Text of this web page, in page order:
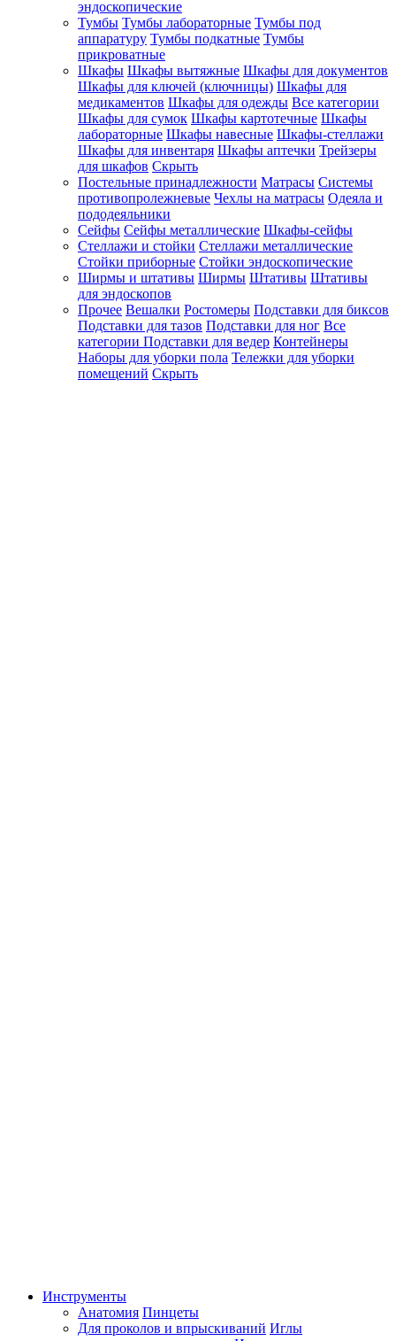
эндоскопические
Тумбы Тумбы лабораторные Тумбы под
аппаратуру Тумбы подкатные Тумбы
прикроватные
Шкафы Шкафы вытяжные Шкафы для документов
Шкафы для ключей (ключницы) Шкафы для
медикаментов Шкафы для одежды Все категории
Шкафы для сумок Шкафы картотечные Шкафы
лабораторные Шкафы навесные Шкафы-стеллажи
Шкафы для инвентаря Шкафы аптечки Трейзеры
для шкафов Скрыть
Постельные принадлежности Матрасы Системы
противопролежневые Чехлы на матрасы Одеяла и
пододеяльники
Сейфы Сейфы металлические Шкафы-сейфы
Стеллажи и стойки Стеллажи металлические
Стойки приборные Стойки эндоскопические
Ширмы и штативы Ширмы Штативы Штативы
для эндоскопов
Прочее Вешалки Ростомеры Подставки для биксов
Подставки для тазов Подставки для ног Все
категории Подставки для ведер Контейнеры
Наборы для уборки пола Тележки для уборки
помещений Скрыть
Инструменты
Анатомия Пинцеты
Для проколов и впрыскиваний Иглы